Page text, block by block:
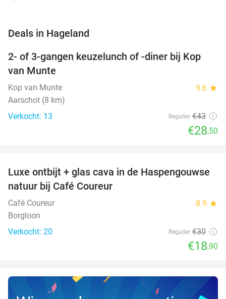
Deals in Hageland
34%
TODAY
2- of 3-gangen keuzelunch of -diner bij Kop
van Munte
Kop van Munte 9.6 star
Aarschot (8 km)
Verkocht: 13
Regulier €43
€28,50
37%
TODAY
Luxe ontbijt + glas cava in de Haspengouwse
natuur bij Café Coureur
Café Coureur 8.9 star
Borgloon
Verkocht: 20
Regulier €30
€18,90